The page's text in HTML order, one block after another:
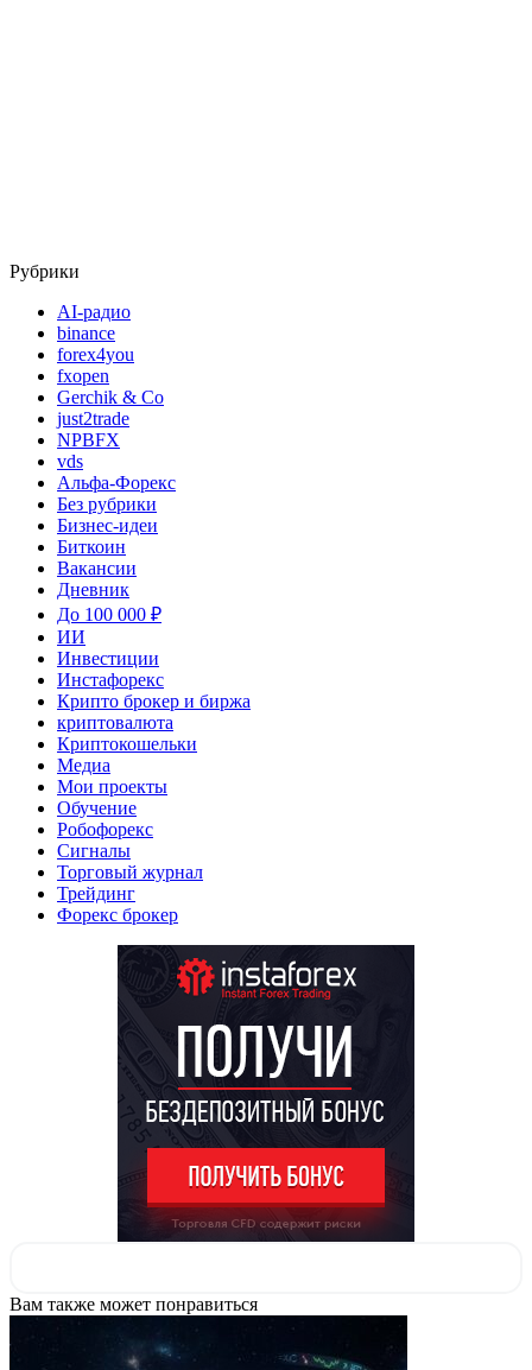
Рубрики
AI-радио
binance
forex4you
fxopen
Gerchik & Co
just2trade
NPBFX
vds
Альфа-Форекс
Без рубрики
Бизнес-идеи
Биткоин
Вакансии
Дневник
До 100 000 ₽
ИИ
Инвестиции
Инстафорекс
Крипто брокер и биржа
криптовалюта
Криптокошельки
Медиа
Мои проекты
Обучение
Робофорекс
Сигналы
Торговый журнал
Трейдинг
Форекс брокер
Вам также может понравиться